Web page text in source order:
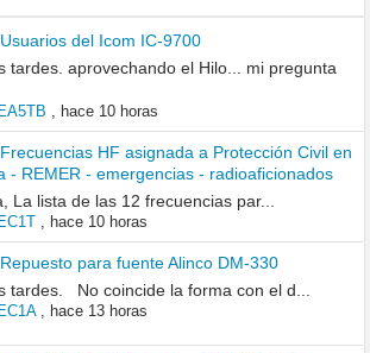
del Icom IC-9700
tardes. aprovechando el Hilo... mi pregunta
hace 10 horas
HF asignada a Protección Civil en
- REMER - emergencias - radioaficionados
La lista de las 12 frecuencias par...
, hace 10 horas
para fuente Alinco DM-330
tardes. No coincide la forma con el d...
, hace 13 horas